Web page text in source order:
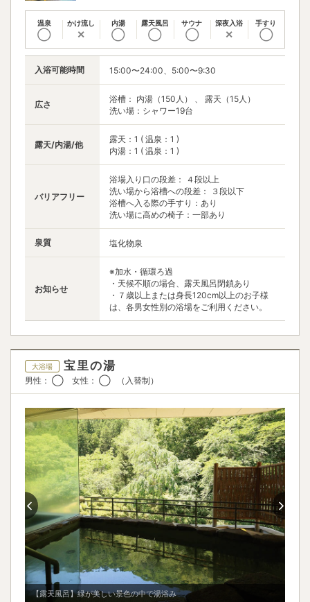
温泉
◯
かけ流し
✕
内湯
◯
露天風呂
◯
サウナ
◯
深夜入浴
✕
手すり
◯
入浴可能時間 15:00〜24:00、5:00〜9:30
広さ
浴槽： 内湯（150人） 、 露天（15人）
洗い場：シャワー19台
露天/内湯/他
露天：1 ( 温泉：1 )
内湯：1 ( 温泉：1 )
バリアフリー
浴場入り口の段差： ４段以上
洗い場から浴槽への段差： ３段以下
浴槽へ入る際の手すり：あり
洗い場に高めの椅子：一部あり
泉質 塩化物泉
お知らせ
※加水・循環ろ過
・天候不順の場合、露天風呂閉鎖あり
・７歳以上または身長120cm以上のお子様
は、各男女性別の浴場をご利用ください。
大浴場 宝里の湯
男性： ◯ 女性： ◯ （入替制）
【露天風呂】緑が美しい景色の中で湯浴み